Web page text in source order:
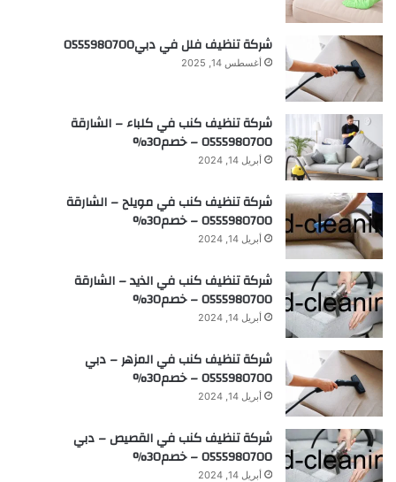
شركة تنظيف فلل في دبي0555980700
أغسطس 14, 2025
شركة تنظيف كنب في كلباء – الشارقة
0555980700 – خصم30%
أبريل 14, 2024
شركة تنظيف كنب في مويلح – الشارقة
0555980700 – خصم30%
أبريل 14, 2024
شركة تنظيف كنب في الذيد – الشارقة
0555980700 – خصم30%
أبريل 14, 2024
شركة تنظيف كنب في المزهر – دبي
0555980700 – خصم30%
أبريل 14, 2024
شركة تنظيف كنب في القصيص – دبي
0555980700 – خصم30%
أبريل 14, 2024